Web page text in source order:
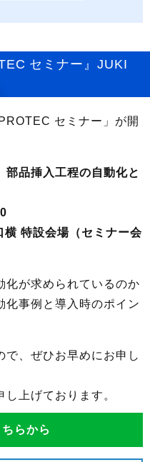
セミナー』JUKI
セミナー」が開
部品挿入工程の自動化と
特設会場（セミナー会
が求められているのか
事例と導入時のポイン
、ぜひお早めにお申し
上げております。
らから